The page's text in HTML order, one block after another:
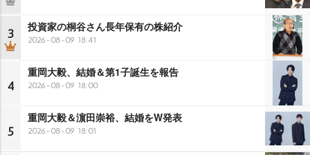
3 投資家の桐谷さん長年保有の株紹介
2026-08-09 18:41
4
重岡大毅、結婚＆第1子誕生を報告
2026-08-09 18:00
5
重岡大毅＆濵田崇裕、結婚をW発表
2026-08-09 18:01